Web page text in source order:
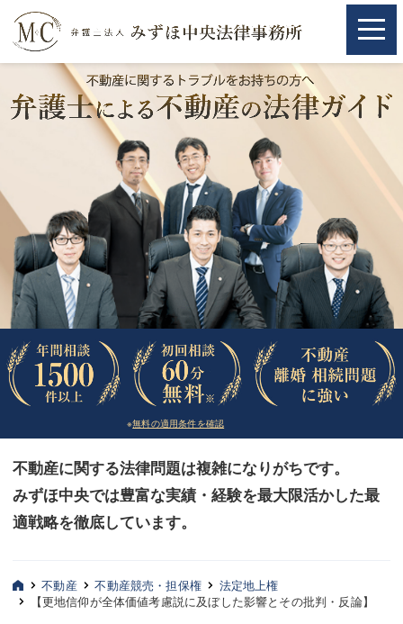
取扱分野
相続・遺言
離婚（夫婦間トラブル）
企業法務
労働問題（解雇，残業等）
刑事弁護
交通事故
法律相談など（その他）
お客様へ
みずほ中央の特長・形式編
※無料の適用条件を確認
不動産に関する法律問題は複雑になりがちです。
みずほ中央では豊富な実績・経験を最大限活かした最
適戦略を徹底しています。
取扱分野
相続・遺言
離婚（夫婦間トラブル）
企業法務
労働問題（解雇，残業等）
刑事弁護
交通事故
法律相談など（その他）
お客様へ
みずほ中央の特長・形式編
不動産 不動産競売・担保権
法定地上権
【更地信仰が全体価値考慮説に及ぼした影響とその批判・反論】